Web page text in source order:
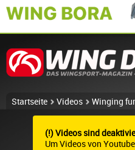
Startseite Videos Winging
(!) Videos sind
Um Videos von